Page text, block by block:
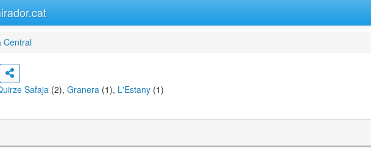
Central
Safaja (2), Granera (1), L'Estany (1)